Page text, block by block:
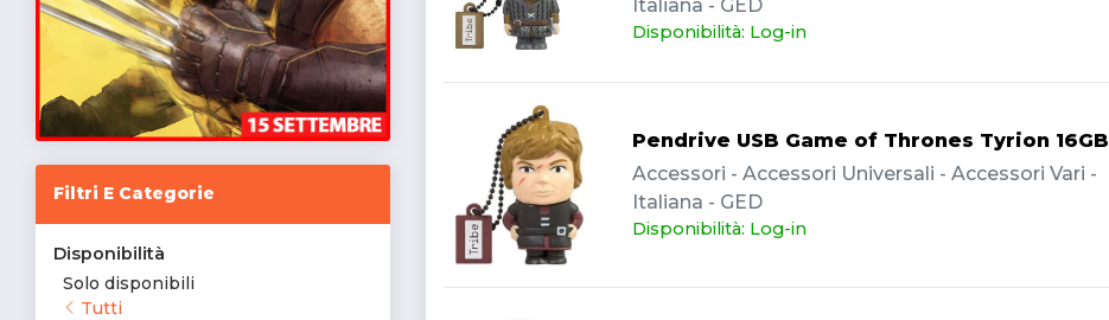
Filtri E Categorie
Disponibilità
Solo disponibili
Tutti
Italiana - GED
Disponibilità: Log-in
Pendrive USB Game of Thrones Tyrion 16GB
Accessori - Accessori Universali - Accessori Vari -
Italiana - GED
Disponibilità: Log-in